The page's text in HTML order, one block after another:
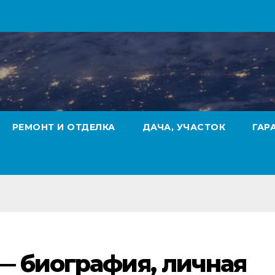
РЕМОНТ И ОТДЕЛКА ДАЧА, УЧАСТОК
биография, личная